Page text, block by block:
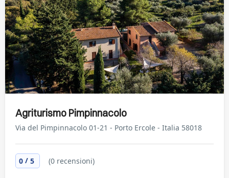
Agriturismo Pimpinnacolo
Via del Pimpinnacolo 01-21 - Porto Ercole - Italia 58018
0 / 5 (0 recensioni)